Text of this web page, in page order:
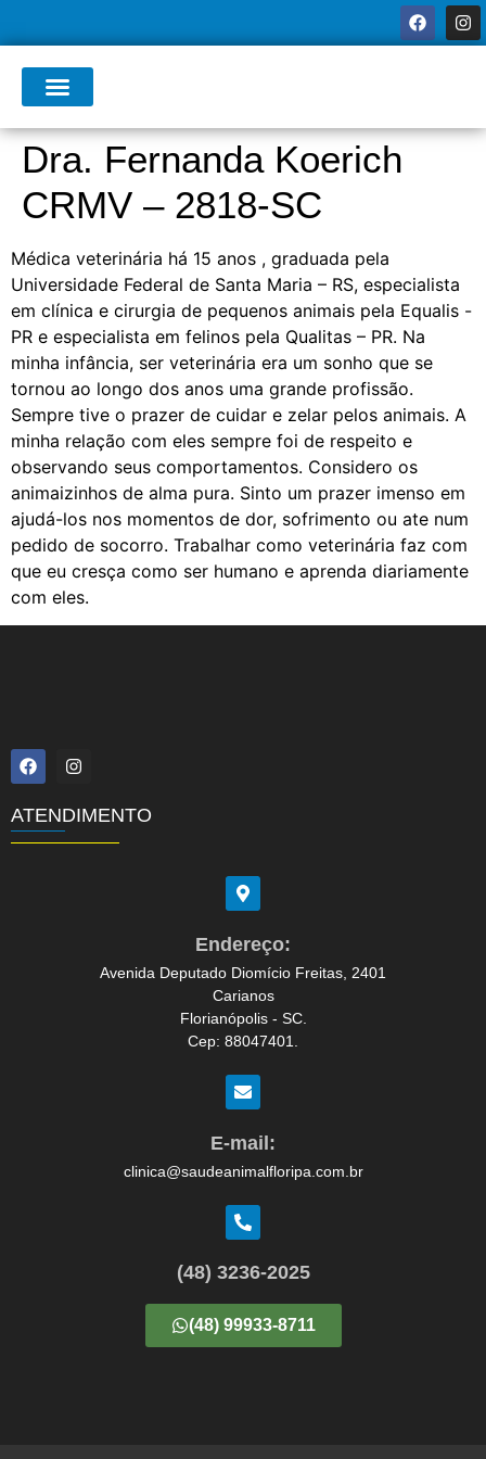
Dra. Fernanda Koerich
CRMV – 2818-SC
Médica veterinária há 15 anos , graduada pela
Universidade Federal de Santa Maria – RS, especialista
em clínica e cirurgia de pequenos animais pela Equalis -
PR e especialista em felinos pela Qualitas – PR. Na
minha infância, ser veterinária era um sonho que se
tornou ao longo dos anos uma grande profissão.
Sempre tive o prazer de cuidar e zelar pelos animais. A
minha relação com eles sempre foi de respeito e
observando seus comportamentos. Considero os
animaizinhos de alma pura. Sinto um prazer imenso em
ajudá-los nos momentos de dor, sofrimento ou ate num
pedido de socorro. Trabalhar como veterinária faz com
que eu cresça como ser humano e aprenda diariamente
com eles.
ATENDIMENTO
Endereço:
Avenida Deputado Diomício Freitas, 2401
Carianos
Florianópolis - SC.
Cep: 88047401.
E-mail:
clinica@saudeanimalfloripa.com.br
(48) 3236-2025
(48) 99933-8711